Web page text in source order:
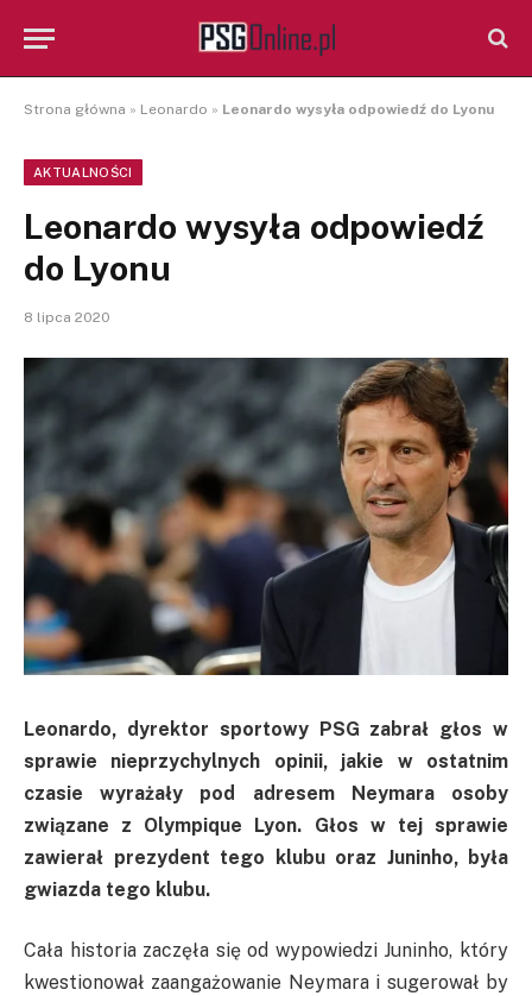
Strona główna » Leonardo » Leonardo wysyła odpowiedź do Lyonu
AKTUALNOŚCI
Leonardo wysyła odpowiedź
do Lyonu
8 lipca 2020
Leonardo, dyrektor sportowy PSG zabrał głos w
sprawie nieprzychylnych opinii, jakie w ostatnim
czasie wyrażały pod adresem Neymaraosoby
związane z Olympique Lyon. Głos w tej sprawie
zawierał prezydent tego klubu oraz Juninho, była
gwiazda tego klubu.
Cała historia zaczęła się od wypowiedzi Juninho, który
kwestionował zaangażowanie Neymara i sugerował by